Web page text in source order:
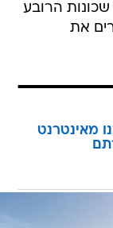
שכונות הרובע
את
מאינטרנט